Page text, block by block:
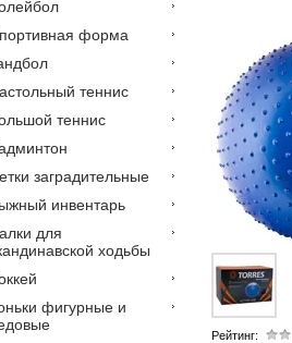
Рейтинг:
форма
теннис
теннис
заградительные
инвентарь
для
ходьбы
фигурные и